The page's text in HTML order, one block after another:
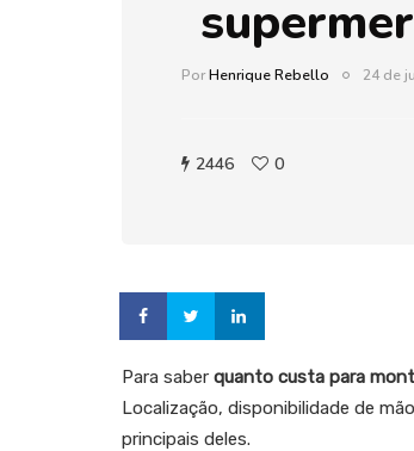
PorHenrique Rebello 24 de
2446 0
Para saber quanto custa para
Localização, disponibilidade de
principais deles.